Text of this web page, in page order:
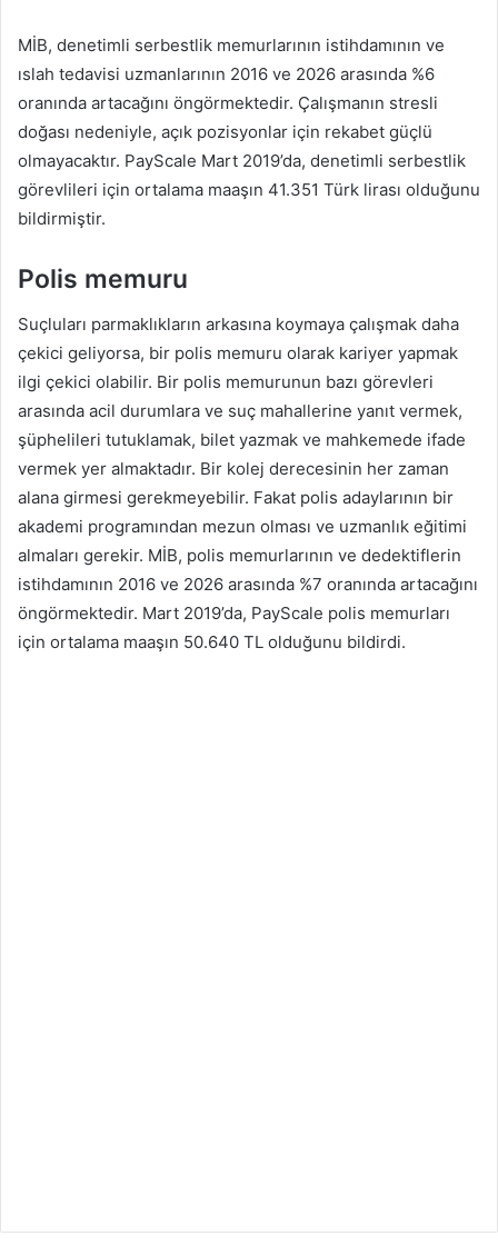
MİB, denetimli serbestlik memurlarının istihdamının ve
ıslah tedavisi uzmanlarının 2016 ve 2026 arasında %6
oranında artacağını öngörmektedir. Çalışmanın stresli
doğası nedeniyle, açık pozisyonlar için rekabet güçlü
olmayacaktır. PayScale Mart 2019’da, denetimli serbestlik
görevlileri için ortalama maaşın 41.351 Türk lirası olduğunu
bildirmiştir.
Polis memuru
Suçluları parmaklıkların arkasına koymaya çalışmak daha
çekici geliyorsa, bir polis memuru olarak kariyer yapmak
ilgi çekici olabilir. Bir polis memurunun bazı görevleri
arasında acil durumlara ve suç mahallerine yanıt vermek,
şüphelileri tutuklamak, bilet yazmak ve mahkemede ifade
vermek yer almaktadır. Bir kolej derecesinin her zaman
alana girmesi gerekmeyebilir. Fakat polis adaylarının bir
akademi programından mezun olması ve uzmanlık eğitimi
almaları gerekir. MİB, polis memurlarının ve dedektiflerin
istihdamının 2016 ve 2026 arasında %7 oranında artacağını
öngörmektedir. Mart 2019’da, PayScale polis memurları
için ortalama maaşın 50.640 TL olduğunu bildirdi.